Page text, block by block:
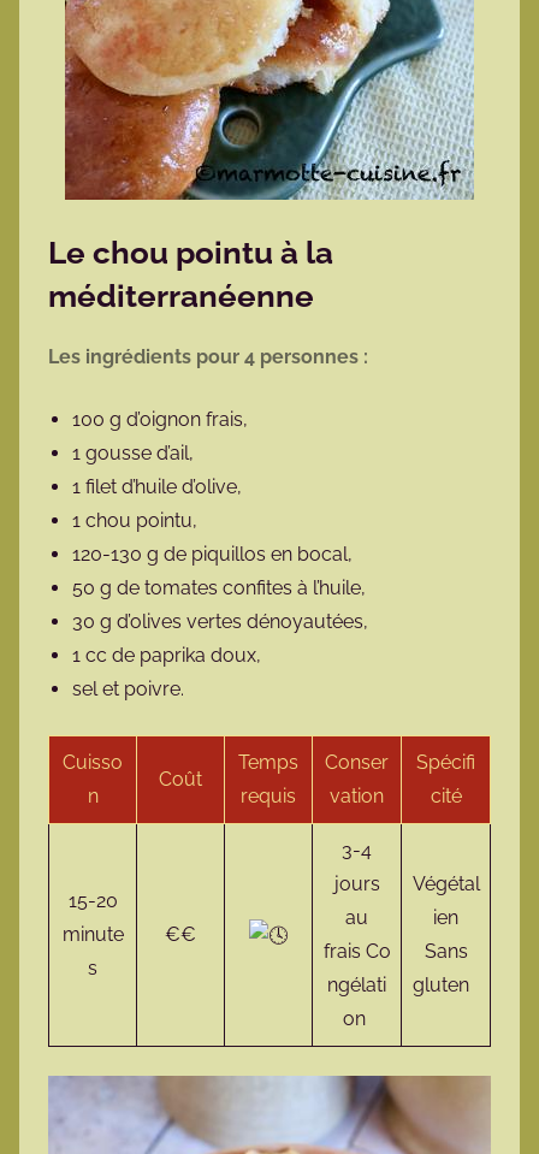
Le chou pointu à la
méditerranéenne
Les ingrédients pour 4 personnes :
100 g d’oignon frais,
1 gousse d’ail,
1 filet d’huile d’olive,
1 chou pointu,
120-130 g de piquillos en bocal,
50 g de tomates confites à l’huile,
30 g d’olives vertes dénoyautées,
1 cc de paprika doux,
sel et poivre.
Cuisso
n
Coût
Temps
requis
Conser
vation
Spécifi
cité
15-20
minute
s
€€
3-4
jours
au
frais Co
ngélati
on
Végétal
ien
Sans
gluten